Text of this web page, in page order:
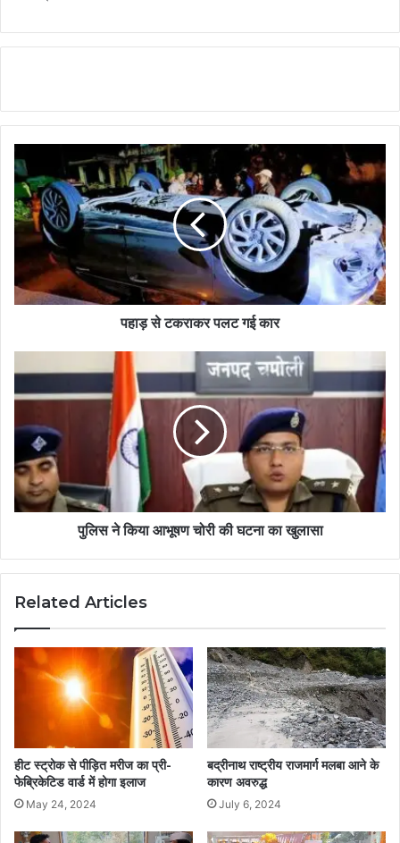
पहाड़ से टकराकर पलट गई कार
पुलिस ने किया आभूषण चोरी की घटना का खुलासा
Related Articles
हीट स्ट्रोक से पीड़ित मरीज का प्री-
फेब्रिकेटिड वार्ड में होगा इलाज
May 24, 2024
बद्रीनाथ राष्ट्रीय राजमार्ग मलबा आने के
कारण अवरुद्ध
July 6, 2024